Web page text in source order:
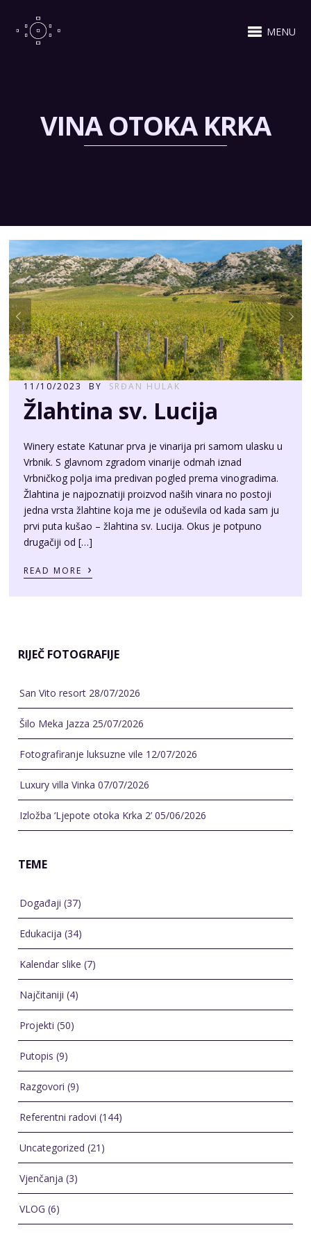
MENU
VINA OTOKA KRKA
11/10/2023 BY SRĐAN HULAK
Žlahtina sv. Lucija
Winery estate Katunar prva je vinarija pri samom ulasku u
Vrbnik. S glavnom zgradom vinarije odmah iznad
Vrbničkog polja ima predivan pogled prema vinogradima.
Žlahtina je najpoznatiji proizvod naših vinara no postoji
jedna vrsta žlahtine koja me je oduševila od kada sam ju
prvi puta kušao – žlahtina sv. Lucija. Okus je potpuno
drugačiji od […]
READ MORE ›
RIJEČ FOTOGRAFIJE
San Vito resort 28/07/2026
Šilo Meka Jazza 25/07/2026
Fotografiranje luksuzne vile 12/07/2026
Luxury villa Vinka 07/07/2026
Izložba ‘Ljepote otoka Krka 2’ 05/06/2026
TEME
Događaji (37)
Edukacija (34)
Kalendar slike (7)
Najčitaniji (4)
Projekti (50)
Putopis (9)
Razgovori (9)
Referentni radovi (144)
Uncategorized (21)
Vjenčanja (3)
VLOG (6)